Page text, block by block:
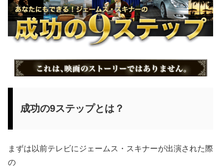
成功の9ステップとは？
まずは以前テレビにジェームス・スキナーが出演された際
の